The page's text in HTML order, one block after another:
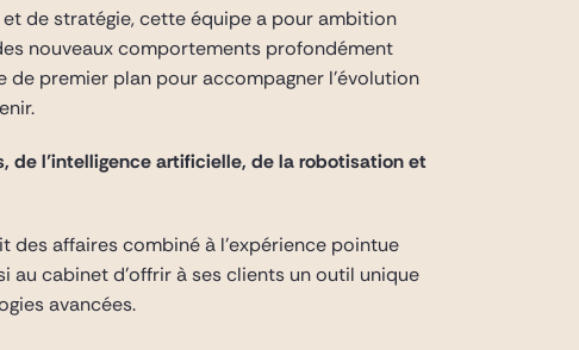
de stratégie, cette équipe a pour ambition
nouveaux comportements profondément
premier plan pour accompagner l’évolution
de l’intelligence artificielle, de la robotisation et
des affaires combiné à l’expérience pointue
au cabinet d’offrir à ses clients un outil unique
avancées.